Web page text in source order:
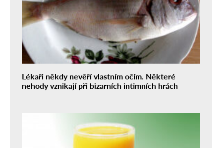
Lékaři někdy nevěří vlastním očím. Některé
nehody vznikají při bizarních intimních hrách